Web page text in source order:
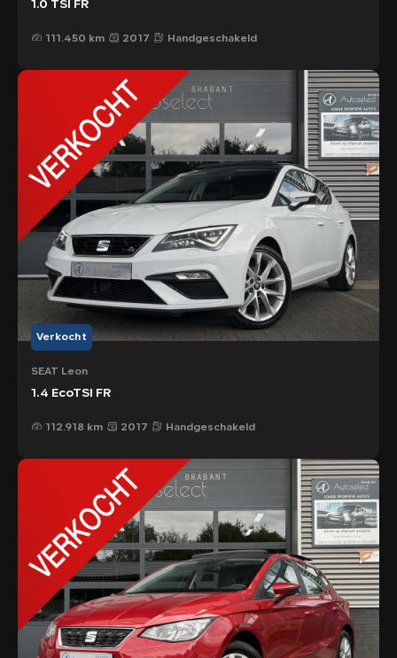
1.0 TSI FR
111.450 km 2017 Handgeschakeld
Verkocht
SEAT Leon
1.4 EcoTSI FR
112.918 km 2017 Handgeschakeld